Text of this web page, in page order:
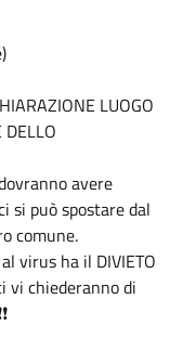
LUOGO
avere
si può spostare dal
comune.
virus ha il DIVIETO
vi chiederanno di